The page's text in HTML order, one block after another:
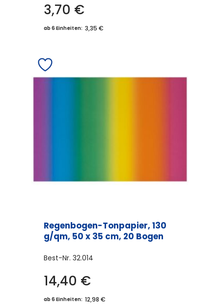
3,70 €
ab 6 Einheiten: 3,35 €
auf.
Regenbogen-Tonpapier, 130
g/qm, 50 x 35 cm, 20 Bogen
Best-Nr. 32.014
14,40 €
ab 6 Einheiten: 12,98 €